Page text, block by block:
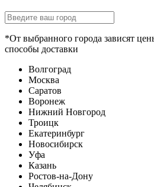
*От выбранного города зависят
способы доставки
Волгоград
Москва
Саратов
Воронеж
Нижний Новгород
Троицк
Екатеринбург
Новосибирск
Уфа
Казань
Ростов-на-Дону